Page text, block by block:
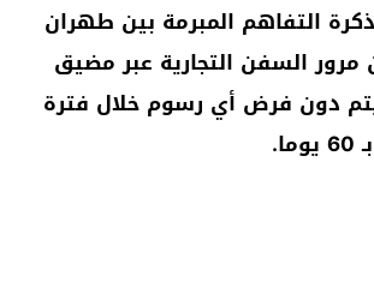
التفاهم المبرمة بين طهران
السفن التجارية عبر مضيق
دون فرض أي رسوم خلال فترة